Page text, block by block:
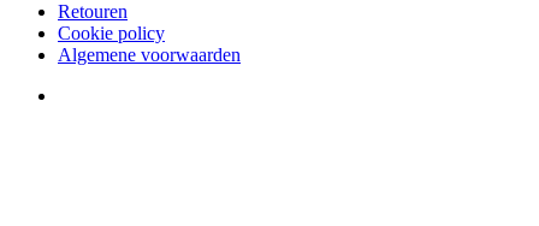
Retouren
Cookie policy
Algemene voorwaarden